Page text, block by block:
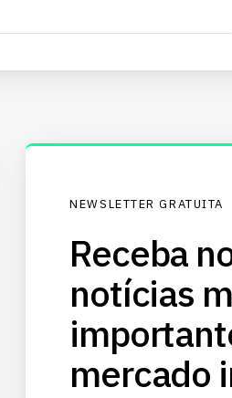
NEWSLETTER GRATUITA
Receba
notícias
mercado